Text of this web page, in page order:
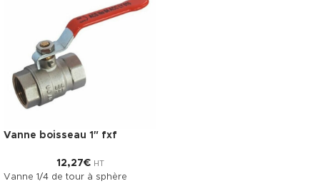
Vanne boisseau 1″ fxf
12,27€ HT
Vanne 1/4 de tour à sphère